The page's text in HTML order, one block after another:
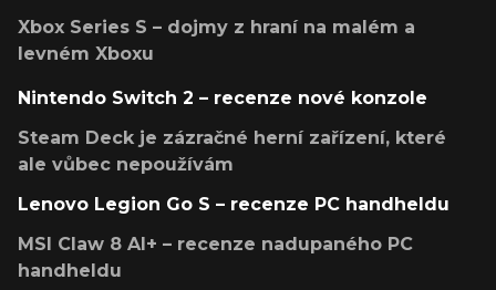
Xbox Series S – dojmy z hraní na malém a
levném Xboxu
Nintendo Switch 2 – recenze nové konzole
Steam Deck je zázračné herní zařízení, které
ale vůbec nepoužívám
Lenovo Legion Go S – recenze PC handheldu
MSI Claw 8 AI+ – recenze nadupaného PC
handheldu